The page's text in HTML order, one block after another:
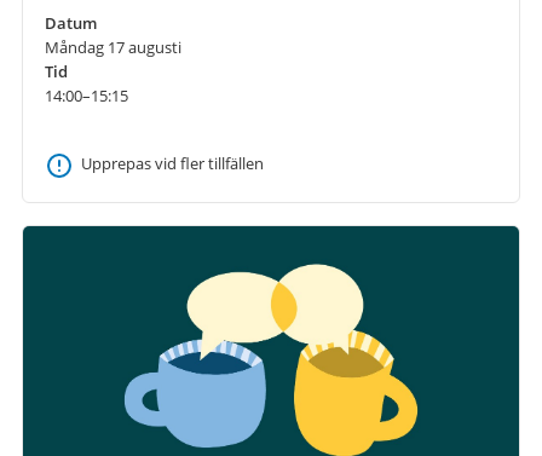
Datum
Måndag 17 augusti
Tid
14:00–15:15
Upprepas vid fler tillfällen